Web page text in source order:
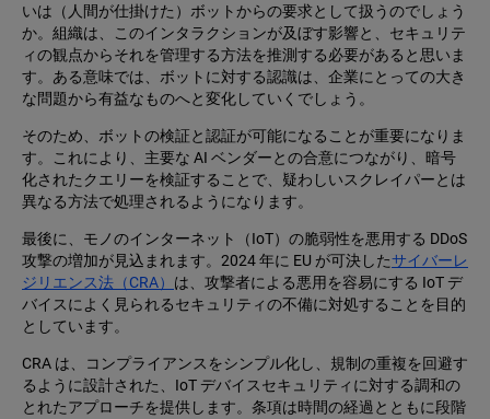
いは（人間が仕掛けた）ボットからの要求として扱うのでしょう
か。組織は、このインタラクションが及ぼす影響と、セキュリテ
ィの観点からそれを管理する方法を推測する必要があると思いま
す。ある意味では、ボットに対する認識は、企業にとっての大き
な問題から有益なものへと変化していくでしょう。
そのため、ボットの検証と認証が可能になることが重要になりま
す。これにより、主要な AI ベンダーとの合意につながり、暗号
化されたクエリーを検証することで、疑わしいスクレイパーとは
異なる方法で処理されるようになります。
最後に、モノのインターネット（IoT）の脆弱性を悪用する DDoS
攻撃の増加が見込まれます。2024 年に EU が可決したサイバーレ
ジリエンス法（CRA） は、攻撃者による悪用を容易にする IoT デ
バイスによく見られるセキュリティの不備に対処することを目的
としています。
CRA は、コンプライアンスをシンプル化し、規制の重複を回避す
るように設計された、IoT デバイスセキュリティに対する調和の
とれたアプローチを提供します。条項は時間の経過とともに段階